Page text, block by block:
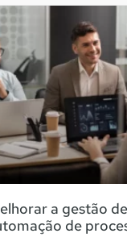
a gestão
de